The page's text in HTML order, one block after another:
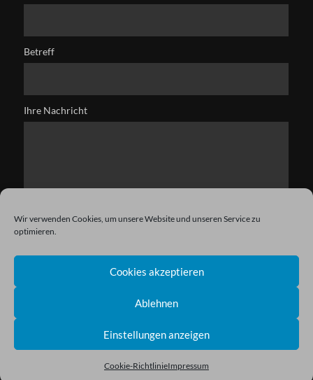
Wir verwenden Cookies, um unsere Website und unseren Service zu
optimieren.
Cookies akzeptieren
Ablehnen
Einstellungen anzeigen
Cookie-RichtlinieImpressum
Betreff
Ihre Nachricht
Copyright © 2021 Kryston. All Rights Reserved.